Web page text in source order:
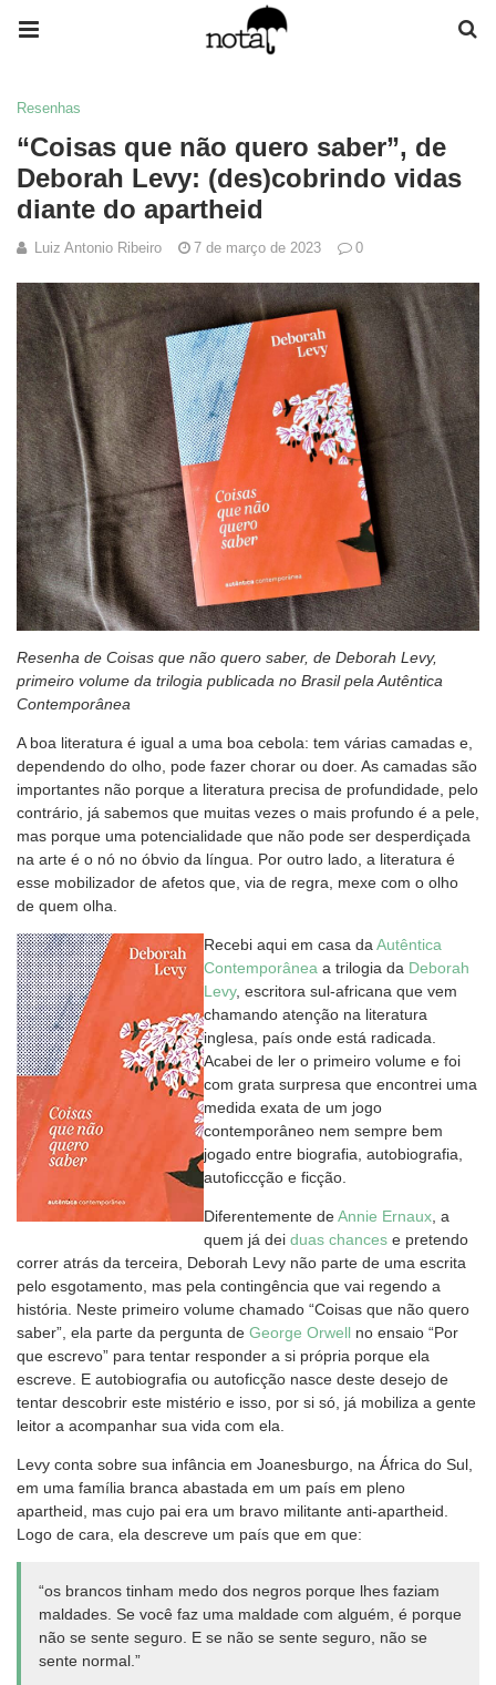
Resenhas
“Coisas que não quero saber”, de
Deborah Levy: (des)cobrindo vidas
diante do apartheid
Luiz Antonio Ribeiro 7 de março de 2023 0
Resenha de Coisas que não quero saber, de Deborah Levy,
primeiro volume da trilogia publicada no Brasil pela Autêntica
Contemporânea
A boa literatura é igual a uma boa cebola: tem várias camadas e,
dependendo do olho, pode fazer chorar ou doer. As camadas são
importantes não porque a literatura precisa de profundidade, pelo
contrário, já sabemos que muitas vezes o mais profundo é a pele,
mas porque uma potencialidade que não pode ser desperdiçada
na arte é o nó no óbvio da língua. Por outro lado, a literatura é
esse mobilizador de afetos que, via de regra, mexe com o olho
de quem olha.
Recebi aqui em casa da Autêntica
Contemporânea a trilogia da Deborah
Levy, escritora sul-africana que vem
chamando atenção na literatura
inglesa, país onde está radicada.
Acabei de ler o primeiro volume e foi
com grata surpresa que encontrei uma
medida exata de um jogo
contemporâneo nem sempre bem
jogado entre biografia, autobiografia,
autoficcção e ficção.
Diferentemente deAnnie Ernaux , a
quem já dei duas chances e pretendo
correr atrás da terceira, Deborah Levy não parte de uma escrita
pelo esgotamento, mas pela contingência que vai regendo a
história. Neste primeiro volume chamado “Coisas que não quero
saber”, ela parte da pergunta de George Orwell no ensaio “Por
que escrevo” para tentar responder a si própria porque ela
escreve. E autobiografia ou autoficção nasce deste desejo de
tentar descobrir este mistério e isso, por si só, já mobiliza a gente
leitor a acompanhar sua vida com ela.
Levy conta sobre sua infância em Joanesburgo, na África do Sul,
em uma família branca abastada em um país em pleno
apartheid, mas cujo pai era um bravo militante anti-apartheid.
Logo de cara, ela descreve um país que em que:
“os brancos tinham medo dos negros porque lhes faziam
maldades. Se você faz uma maldade com alguém, é porque
não se sente seguro. E se não se sente seguro, não se
sente normal.”